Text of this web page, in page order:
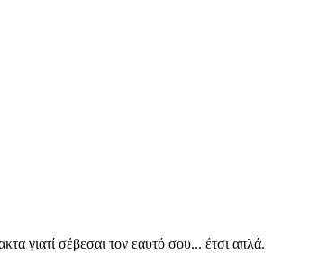
γιατί σέβεσαι τον εαυτό σου... έτσι απλά.